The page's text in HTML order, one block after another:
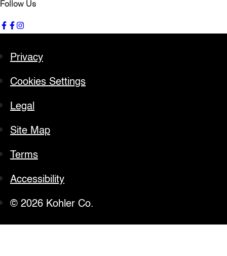
Follow Us
Privacy
Cookies Settings
Legal
Site Map
Terms
Accessibility
© 2026 Kohler Co.